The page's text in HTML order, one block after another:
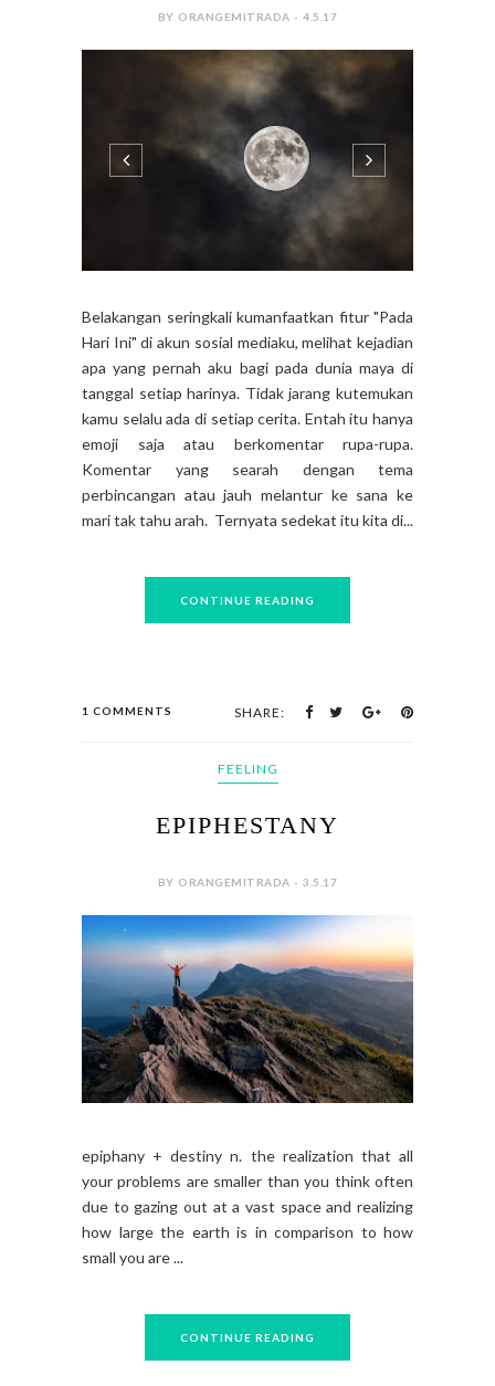
BY ORANGEMITRADA - 4.5.17
Belakangan seringkali kumanfaatkan fitur "Pada
Hari Ini" di akun sosial mediaku, melihat kejadian
apa yang pernah aku bagi pada dunia maya di
tanggal setiap harinya. Tidak jarang kutemukan
kamu selalu ada di setiap cerita. Entah itu hanya
emoji saja atau berkomentar rupa-rupa.
Komentar yang searah dengan tema
perbincangan atau jauh melantur ke sana ke
mari tak tahu arah. Ternyata sedekat itu kita di...
CONTINUE READING
1 COMMENTS SHARE:
FEELING
EPIPHESTANY
BY ORANGEMITRADA - 3.5.17
epiphany + destiny n. the realization that all
your problems are smaller than you think often
due to gazing out at a vast space and realizing
how large the earth is in comparison to how
small you are ...
CONTINUE READING